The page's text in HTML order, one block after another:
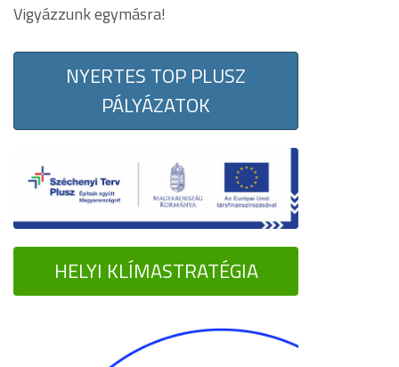
Vigyázzunk egymásra!
NYERTES TOP PLUSZ
PÁLYÁZATOK
HELYI KLÍMASTRATÉGIA